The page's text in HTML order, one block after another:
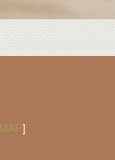
MAP]